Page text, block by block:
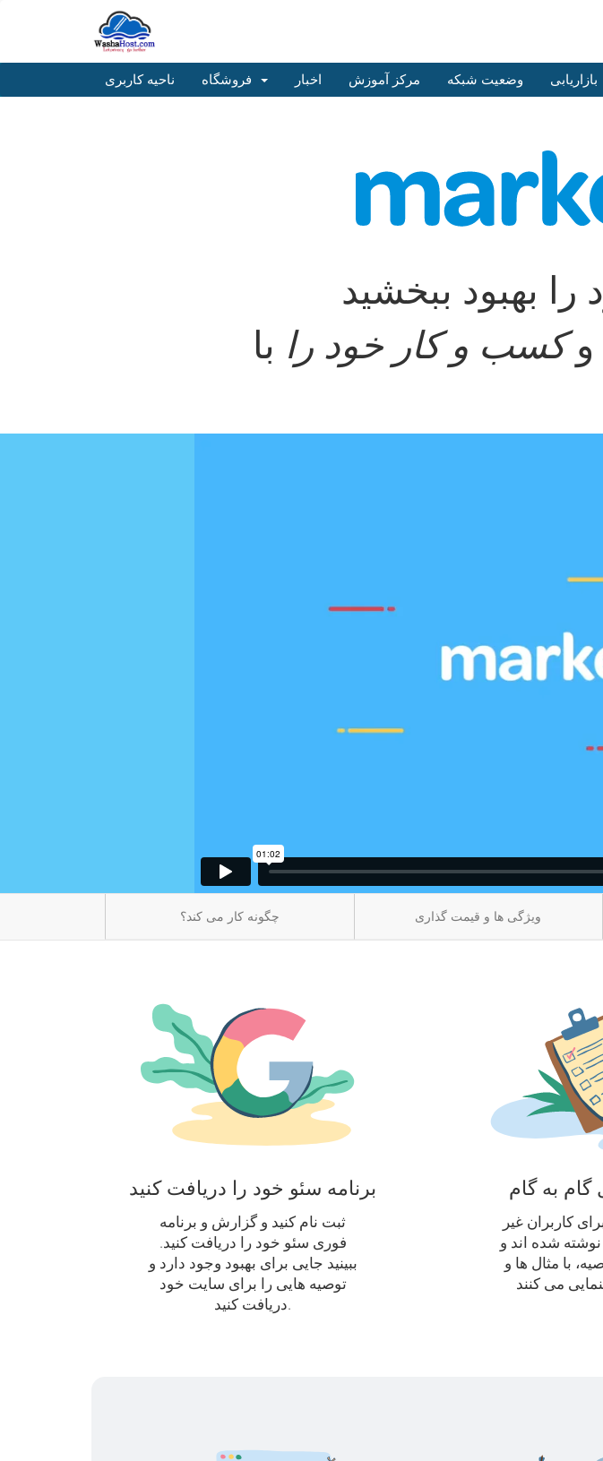
ناحیه کاربری اخبار مرکز آموزش وضعیت شبکه بازاریابی
بهبود ببخشید
وکسب و کار خود را
چگونه کار می کند؟ ویژگی ها و قیمت گذاری
برنامه سئو خود را دریافت کنید
ثبت نام کنید و گزارش و برنامه
فوری سئو خود را دریافت کنید.
ببینید جایی برای بهبود وجود دارد و
توصیه هایی را برای سایت خود
دریافت کنید.
گام به گام
کاربران غیر
شده اند و
با مثال ها و